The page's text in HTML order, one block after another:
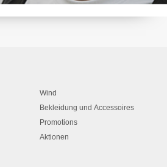
Wind
Bekleidung und Accessoires
Promotions
Aktionen